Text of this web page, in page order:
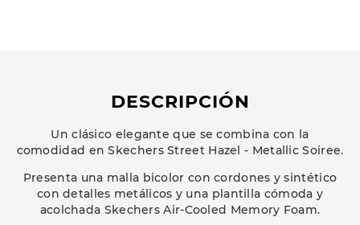
DESCRIPCIÓN
Un clásico elegante que se combina con la
comodidad en Skechers Street Hazel - Metallic Soiree.
Presenta una malla bicolor con cordones y sintético
con detalles metálicos y una plantilla cómoda y
acolchada Skechers Air-Cooled Memory Foam.